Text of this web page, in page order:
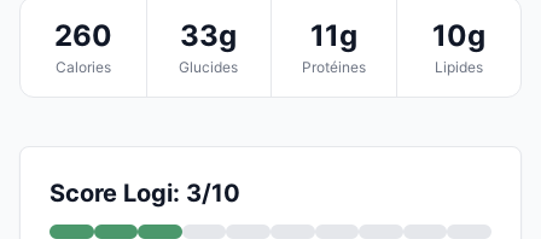
260
Calories
33g
Glucides
11g
Protéines
10g
Lipides
Score Logi: 3/10